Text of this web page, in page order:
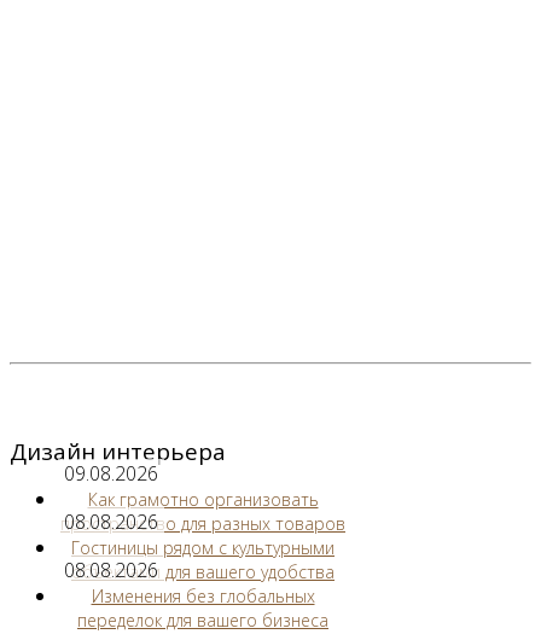
Дизайн интерьера
09.08.2026
Как грамотно организовать
пространство для разных товаров
08.08.2026
Гостиницы рядом с культурными
объектами для вашего удобства
08.08.2026
Изменения без глобальных
переделок для вашего бизнеса